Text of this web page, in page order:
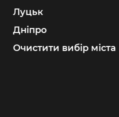
Луцьк
Дніпро
Очистити вибір міста